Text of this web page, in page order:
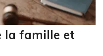
la famille et